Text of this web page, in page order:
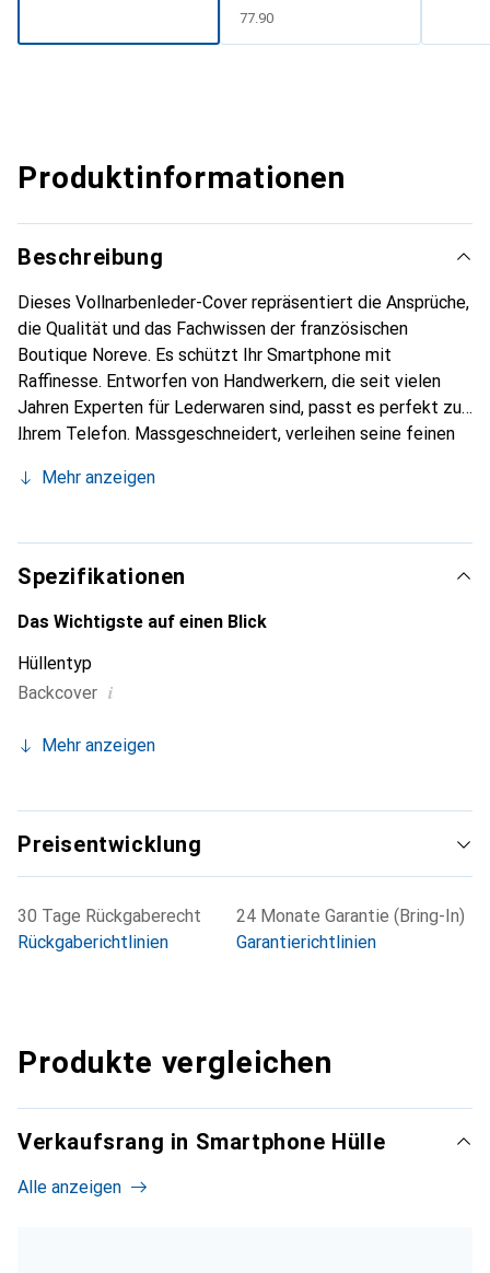
CHF
77.90
Produktinformationen
Beschreibung
Dieses Vollnarbenleder-Cover repräsentiert die Ansprüche,
die Qualität und das Fachwissen der französischen
Boutique Noreve. Es schützt Ihr Smartphone mit
Raffinesse. Entworfen von Handwerkern, die seit vielen
Jahren Experten für Lederwaren sind, passt es perfekt zu
Ihrem Telefon. Massgeschneidert, verleihen seine feinen
und integralen Accessoire Ihres Smartphones. International
Noreve eine sichere Wahl für eine anspruchsvolle Klientel.
Mehr anzeigen
Spezifikationen
Das Wichtigste auf einen Blick
Hüllentyp
Backcover i
Mehr anzeigen
Preisentwicklung
30 Tage Rückgaberecht
Rückgaberichtlinien
24 Monate Garantie (Bring-In)
Garantierichtlinien
Produkte vergleichen
Verkaufsrang in Smartphone Hülle
Alle anzeigen